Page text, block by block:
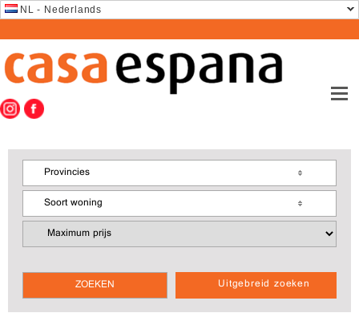
NL - Nederlands
Uitgebreid zoeken
Provincies
Soort woning